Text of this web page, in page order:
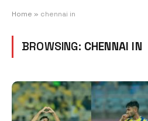
Home » chennai in
BROWSING: CHENNAI IN